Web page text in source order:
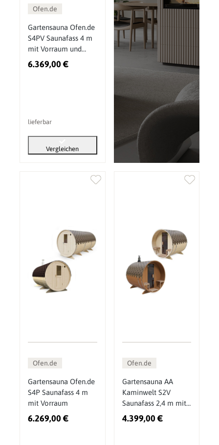
Ofen.de
Gartensauna Ofen.de
S4PV Saunafass 4 m
mit Vorraum und
Sitzen außen
6.369,00 €
lieferbar
Vergleichen
Ofen.de
Gartensauna Ofen.de
S4P Saunafass 4 m
mit Vorraum
6.269,00 €
Ofen.de
Gartensauna AA
Kaminwelt S2V
Saunafass 2,4 m mit
Sitzen außen
4.399,00 €